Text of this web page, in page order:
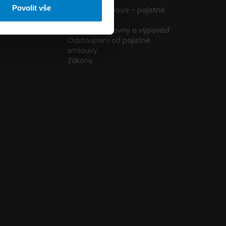
Povolit vše
Pojištění domova – pojistné
podmínky
Změna pojišťovny a výpověď
Odstoupení od pojistné
smlouvy
Zákony